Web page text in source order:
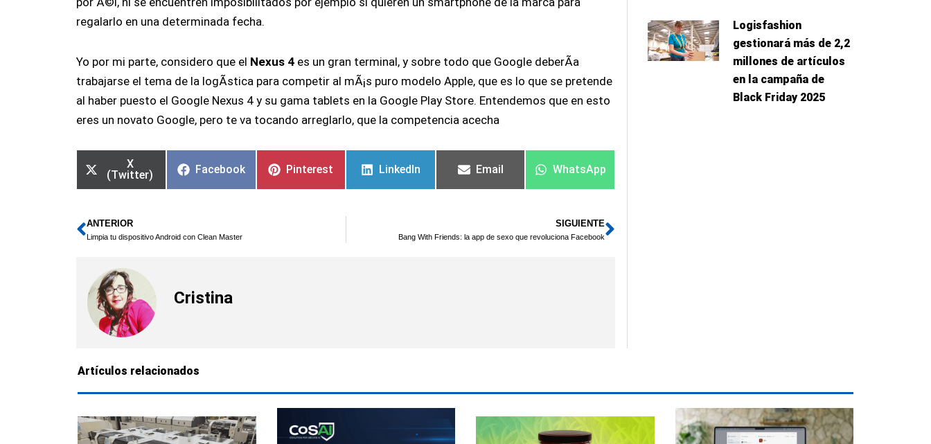
regalarlo en una determinada fecha.
Yo por mi parte, considero que el Nexus 4 es un gran terminal, y sobre todo que Google deberÃ­a
trabajarse el tema de la logÃ­stica para competir al mÃ¡s puro modelo Apple, que es lo que se pretende
al haber puesto el Google Nexus 4 y su gama tablets en la Google Play Store. Entendemos que en esto
eres un novato Google, pero te va tocando arreglarlo, que la competencia acecha
X
(Twitter)
Facebook Pinterest LinkedIn Email WhatsApp
Ant
ANTERIOR
Limpia tu dispositivo Android con Clean Master
SIGUIENTE
Bang With Friends: la app de sexo que revoluciona FacebookSiguiente
Cristina
Logisfashion
gestionará más de 2,2
millones de artículos
en la campaña de
Black Friday 2025
Artículos relacionados